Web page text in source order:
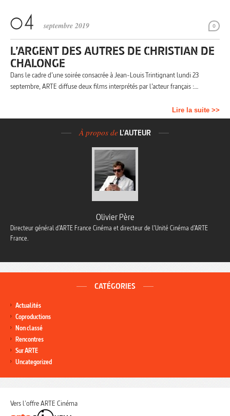
0
septembre 2019
L’ARGENT DES AUTRES DE CHRISTIAN DE
CHALONGE
Dans le cadre d’une soirée consacrée à Jean-Louis Trintignant lundi 23
septembre, ARTE diffuse deux films interprétés par l’acteur français :…
Lire la suite >>
À propos de L'AUTEUR
Olivier Père
Directeur général d’ARTE France Cinéma et directeur de l’Unité Cinéma d’ARTE
France.
CATÉGORIES
Actualités
Coproductions
Non classé
Rencontres
Sur ARTE
Uncategorized
Vers l'offre ARTE Cinéma